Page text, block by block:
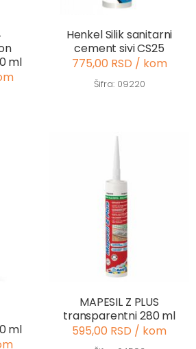
ml
Henkel Silik sanitarni
cement sivi CS25
775,00 RSD / kom
Šifra: 09220
ml
MAPESIL Z PLUS
transparentni 280 ml
595,00 RSD / kom